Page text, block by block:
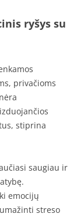
ryšys su
privačioms
stiprina
saugiau ir
emocijų
streso